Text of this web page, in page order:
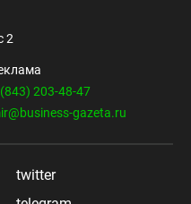
2
203-48-47
gazeta.ru
twitter